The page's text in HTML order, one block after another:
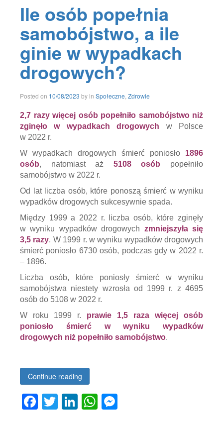
Ile osób popełnia
samobójstwo, a ile
ginie w wypadkach
drogowych?
Posted on 10/08/2023 byin Społeczne,Zdrowie
2,7 razy więcej osób popełniło samobójstwo niż
zginęło w wypadkach drogowych w Polsce
w 2022 r.
W wypadkach drogowych śmierć poniosło 1896
osób, natomiast aż 5108osób popełniło
samobójstwo w 2022 r.
Od lat liczba osób, które ponoszą śmierć w wyniku
wypadków drogowych sukcesywnie spada.
Między 1999 a 2022 r. liczba osób, które zginęły
w wyniku wypadków drogowych zmniejszyła się
3,5 razy. W 1999 r. w wyniku wypadków drogowych
śmierć poniosło 6730 osób, podczas gdy w 2022 r.
– 1896.
Liczba osób, które poniosły śmierć w wyniku
samobójstwa niestety wzrosła od 1999 r. z 4695
osób do 5108 w 2022 r.
W roku 1999 r. prawie 1,5 raza więcej osób
poniosło śmierć w wyniku wypadków
drogowych niż popełniło samobójstwo.
Continue reading
Facebook
Twitter
LinkedIn
WhatsApp